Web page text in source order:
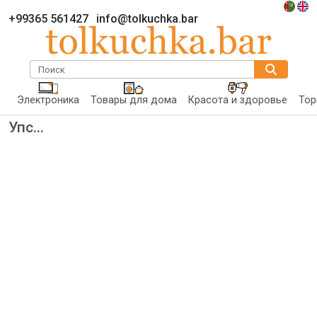
+99365 561427 info@tolkuchka.bar
Поиск
Электроника Товары для дома Красота и здоровье
Упс...